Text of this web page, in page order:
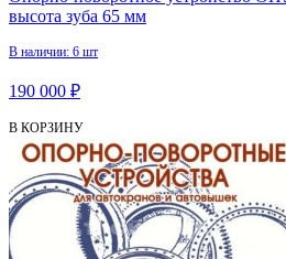
высота зуба 65 мм
В наличии: 6 шт
190 000 ₽
В КОРЗИНУ